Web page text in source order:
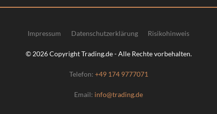
© 2026 Copyright Trading.de - Alle Rechte vorbehalten.
Telefon: +49 174 9777071
Email: info@trading.de
Impressum Datenschutzerklärung Risikohinweis